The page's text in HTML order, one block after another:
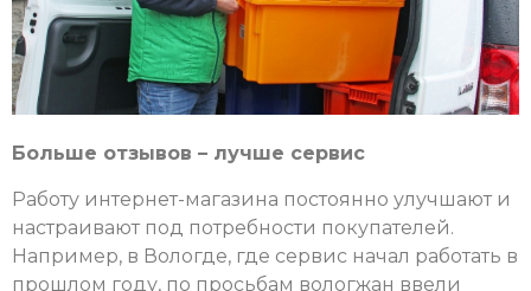
Больше отзывов – лучше сервис
Работу интернет-магазина постоянно улучшают и
настраивают под потребности покупателей.
Например, в Вологде, где сервис начал работать в
прошлом году, по просьбам вологжан ввели